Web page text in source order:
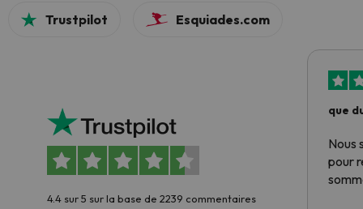
Trustpilot Esquiades.com
4.4 sur 5 sur la base de 2239 commentaires
que
Nous
pour